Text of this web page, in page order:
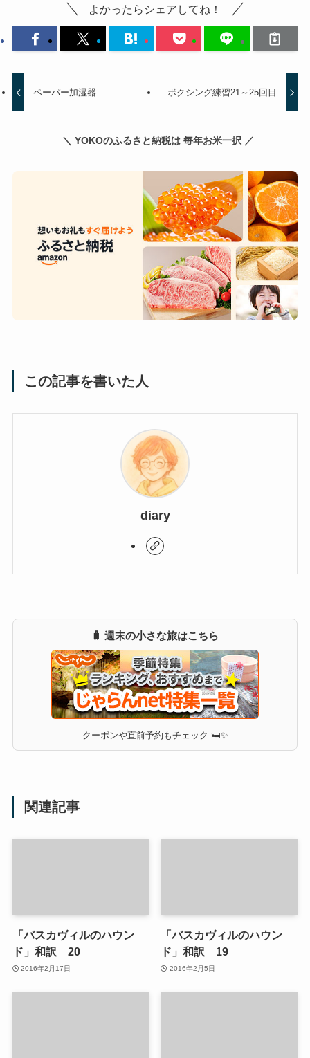
よかったらシェアしてね！
ペーパー加湿器 ボクシング練習21～25回目
＼ YOKOのふるさと納税は 毎年お米一択 ／
この記事を書いた人
diary
🧳 週末の小さな旅はこちら
クーポンや直前予約もチェック 🛏✨
関連記事
「バスカヴィルのハウン
ド」和訳 20
2016年2月17日
「バスカヴィルのハウン
ド」和訳 19
2016年2月5日